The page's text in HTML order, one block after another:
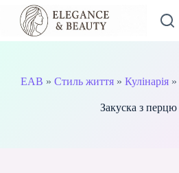
Перейти
вмісту
EAB » Стиль життя» Кулінарія»
Закуска з перцю